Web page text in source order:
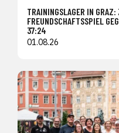
TRAININGSLAGER IN GRAZ:
FREUNDSCHAFTSSPIEL
37:24
01.08.26